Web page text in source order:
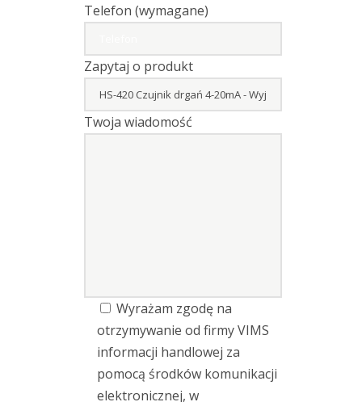
Telefon (wymagane)
Zapytaj o produkt
Twoja wiadomość
Wyrażam zgodę na
otrzymywanie od firmy VIMS
informacji handlowej za
pomocą środków komunikacji
elektronicznej, w